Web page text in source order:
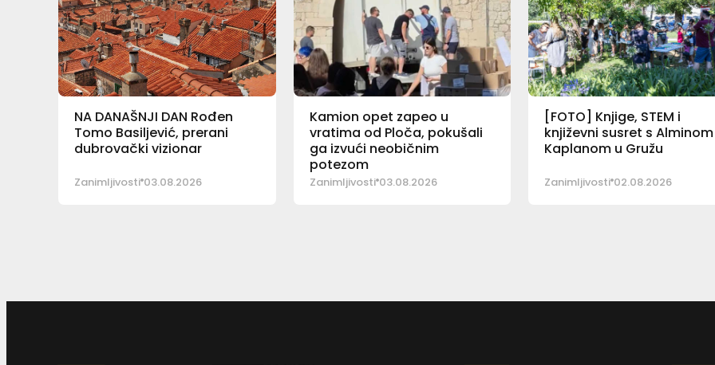
NA DANAŠNJI DAN Rođen
Tomo Basiljević, prerani
dubrovački vizionar
Zanimljivosti 03.08.2026
Kamion opet zapeo u
vratima od Ploča, pokušali
ga izvući neobičnim
potezom
Zanimljivosti 03.08.2026
[FOTO] Knjige, STEM i
književni susret s Alminom
Kaplanom u Gružu
Zanimljivosti 02.08.2026